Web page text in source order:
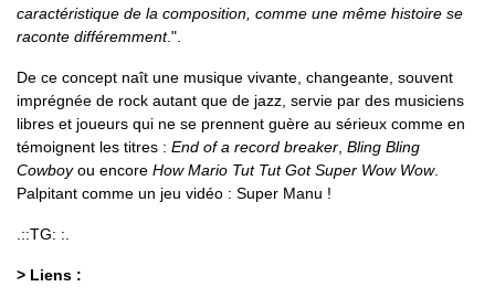
caractéristique de la composition, comme une même histoire se
raconte différemment.".
De ce concept naît une musique vivante, changeante, souvent
imprégnée de rock autant que de jazz, servie par des musiciens
libres et joueurs qui ne se prennent guère au sérieux comme en
témoignent les titres : End of a record breaker Bling Bling
Cowboyou encore How Mario Tut Tut Got Super Wow Wow.
Palpitant comme un jeu vidéo : Super Manu !
.::TG: :.
> Liens :